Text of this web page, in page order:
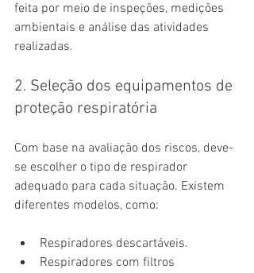
feita por meio de inspeções, medições
ambientais e análise das atividades
realizadas.
2. Seleção dos equipamentos de
proteção respiratória
Com base na avaliação dos riscos, deve-
se escolher o tipo de respirador
adequado para cada situação. Existem
diferentes modelos, como:
Respiradores descartáveis.
Respiradores com filtros